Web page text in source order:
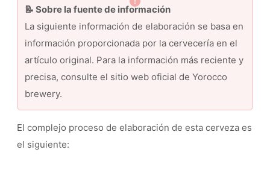
📝 Sobre la fuente de información
La siguiente información de elaboración se basa en
información proporcionada por la cervecería en el
artículo original. Para la información más reciente y
precisa, consulte el sitio web oficial de Yorocco
brewery.
El complejo proceso de elaboración de esta cerveza es
el siguiente: